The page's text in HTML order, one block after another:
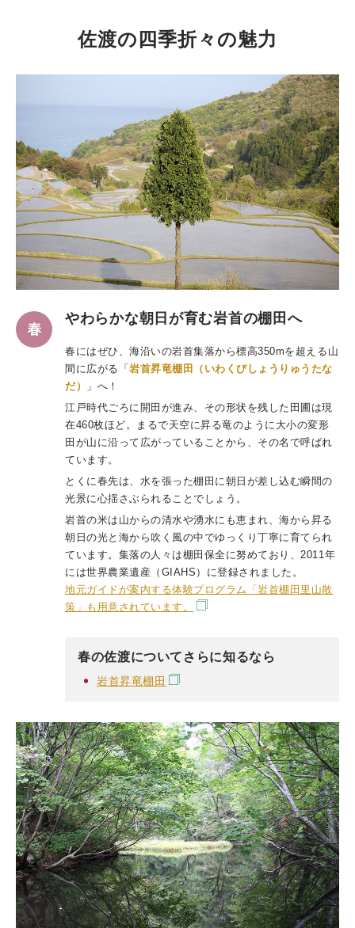
佐渡の四季折々の魅力
やわらかな朝日が育む岩首の棚田へ
春にはぜひ、海沿いの岩首集落から標高350mを超える山
間に広がる「岩首昇竜棚田（いわくびしょうりゅうたな
だ）
」へ！
江戸時代ごろに開田が進み、その形状を残した田圃は現
在460枚ほど。まるで天空に昇る竜のように大小の変形
田が山に沿って広がっていることから、その名で呼ばれ
ています。
とくに春先は、水を張った棚田に朝日が差し込む瞬間の
光景に心揺さぶられることでしょう。
岩首の米は山からの清水や湧水にも恵まれ、海から昇る
朝日の光と海から吹く風の中でゆっくり丁寧に育てられ
ています。集落の人々は棚田保全に努めており、2011年
には世界農業遺産（GIAHS）に登録されました。
地元ガイドが案内する体験プログラム「岩首棚田里山散
策」も用意されています。
春の佐渡についてさらに知るなら
岩首昇竜棚田